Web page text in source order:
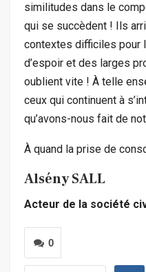
similitudes dans le
qui se succèdent ! Ils
contextes difficiles pour
d’espoir et des larges
oublient vite ! À telle
ceux qui continuent à
qu’avons-nous fait de
À quand la prise de
Alsény SALL
Acteur de la société
0